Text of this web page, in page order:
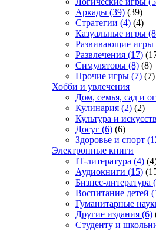
Аркады (39) (39)
Стратегии (4) (4)
Казуальные игры
Развивающие игры
Развлечения (17)
Симуляторы (8) (8)
Прочие игры (7) (7)
Хобби и увлечения
Дом, семья, сад и
Кулинария (2) (2)
Культура и
Досуг (6) (6)
Здоровье и спорт
Электронные книги
IT-литература (4)
Аудиокниги (15)
Бизнес-литература
Воспитание детей
Гуманитарные
Другие издания (6)
Студенту и